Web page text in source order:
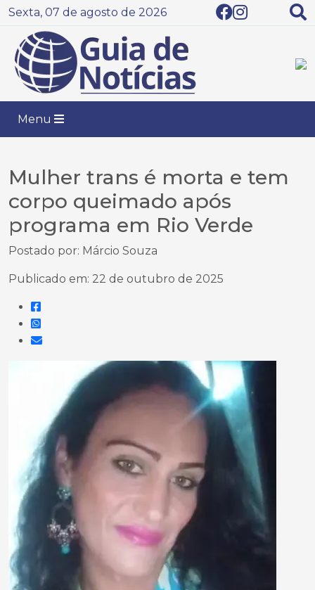
Sexta, 07 de agosto de 2026
Menu
Mulher trans é morta e tem
corpo queimado após
programa em Rio Verde
Postado por: Márcio Souza
Publicado em: 22 de outubro de 2025